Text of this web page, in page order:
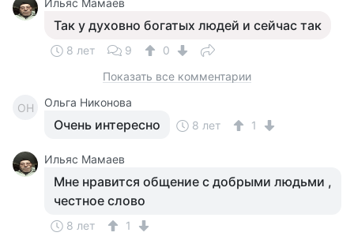
Ильяс Мамаев
Так у духовно богатых людей и сейчас так
8 лет 9
0
Показать все комментарии
ОН Ольга Никонова
Очень интересно 8 лет 1
Ильяс Мамаев
Мне нравится общение с добрыми людьми ,
честное слово
8 лет 1